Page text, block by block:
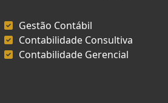
Gestão Contábil
Contabilidade Consultiva
Contabilidade Gerencial